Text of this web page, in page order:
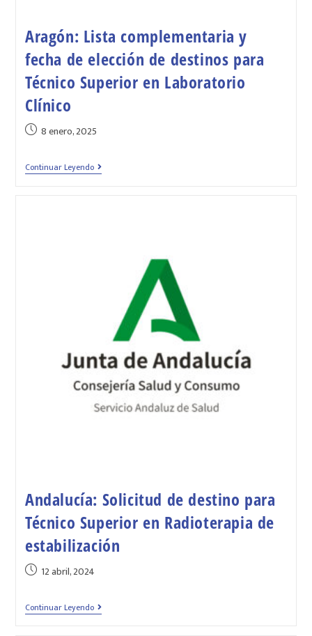
Aragón: Lista complementaria y
fecha de elección de destinos para
Técnico Superior en Laboratorio
Clínico
8 enero, 2025
Continuar Leyendo
Andalucía: Solicitud de destino para
Técnico Superior en Radioterapia de
estabilización
12 abril, 2024
Continuar Leyendo